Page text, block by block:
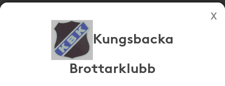
Köp genom denna sida stöttar Kungsbacka Brottarklubb
Butiker
Kungsbacka
Brottarklubb